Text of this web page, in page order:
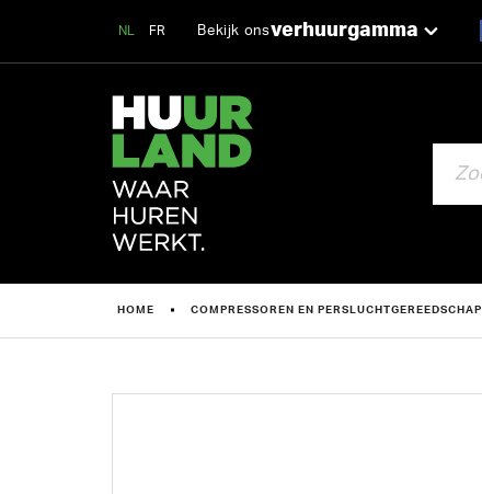
NL FR Bekijk onsverhuurgamma
HOME COMPRESSOREN EN PERSLUCHTGEREEDSCHAP